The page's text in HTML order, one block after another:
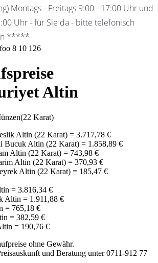
Montags - Freitags 9:00 - 17:00 Uhr und
Uhr - für Sie da - bitte telefonisch
*****
8 10 126
Altin
Karat)
Altin (22 Karat) = 3.717,78 €
Bucuk Altin (22 Karat) = 1.858,89 €
Altin (22 Karat) = 743,98 €
Altin (22 Karat) = 370,93 €
Altin (22 Karat) = 185,47 €
= 3.816,34 €
Altin = 1.911,88 €
= 765,18 €
= 382,59 €
= 190,76 €
ohne Gewähr.
und Beratung unter 0711-912 77